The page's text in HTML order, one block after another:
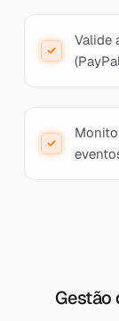
Valide
Gestão